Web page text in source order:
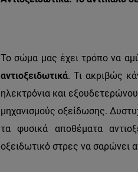
Το σώμα μας έχει τρόπο να
αντιοξειδωτικά. Τι ακριβώς
ηλεκτρόνια και
μηχανισμούς οξείδωσης.
τα φυσικά αποθέματα
οξειδωτικό στρες να σαρώνει